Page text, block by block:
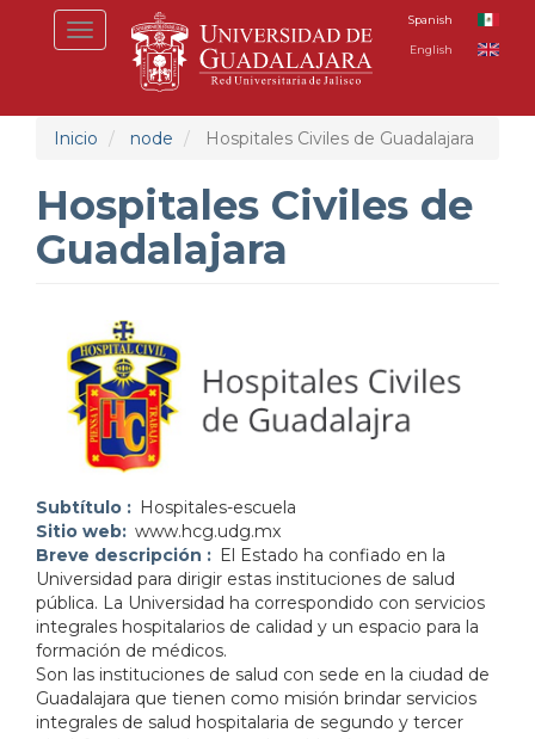
Toggle
navigation
Spanish
English
Inicio node Hospitales Civiles de Guadalajara
Hospitales Civiles de
Guadalajara
Subtítulo
Hospitales-escuela
Sitio web
www.hcg.udg.mx
Breve descripción
El Estado ha confiado en la
Universidad para dirigir estas instituciones de salud
pública. La Universidad ha correspondido con servicios
integrales hospitalarios de calidad y un espacio para la
formación de médicos.
Son las instituciones de salud con sede en la ciudad de
Guadalajara que tienen como misión brindar servicios
integrales de salud hospitalaria de segundo y tercer